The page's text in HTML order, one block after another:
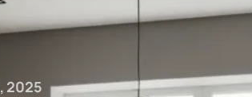
2025